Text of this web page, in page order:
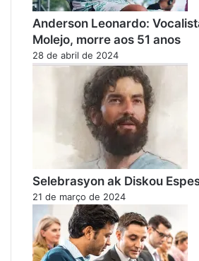
Anderson Leonardo:
Molejo, morre aos 51 anos
28 de abril de 2024
Selebrasyon ak Diskou
21 de março de 2024